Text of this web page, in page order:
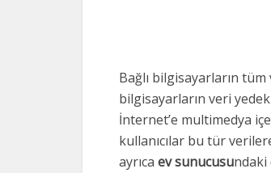
Bağlı bilgisayarların
bilgisayarların veri
İnternet’e multimedya
kullanıcılar bu tür
ayrıca ev sunucusundaki